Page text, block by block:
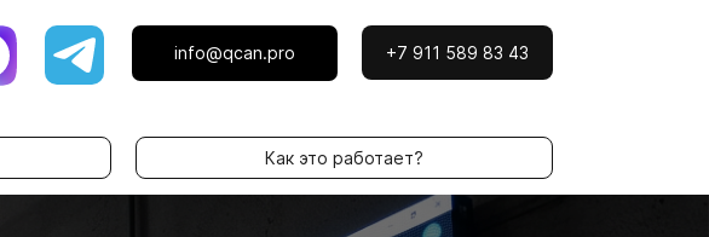
info@qcan.pro +7 911 589 83 43
Как это работает?